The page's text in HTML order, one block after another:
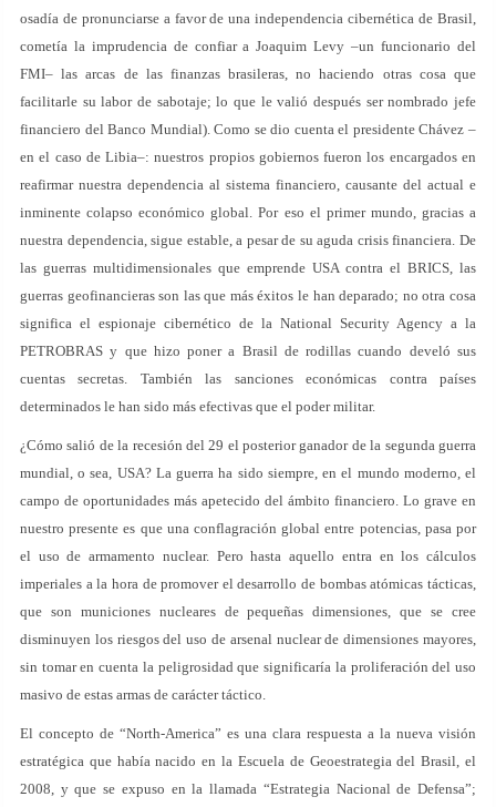
osadía de pronunciarse a favor de una independencia cibernética de Brasil,
cometía la imprudencia de confiar a Joaquim Levy –un funcionario del
FMI– las arcas de las finanzas brasileras, no haciendo otras cosa que
facilitarle su labor de sabotaje; lo que le valió después ser nombrado jefe
financiero del Banco Mundial). Como se dio cuenta el presidente Chávez –
en el caso de Libia–: nuestros propios gobiernos fueron los encargados en
reafirmar nuestra dependencia al sistema financiero, causante del actual e
inminente colapso económico global. Por eso el primer mundo, gracias a
nuestra dependencia, sigue estable, a pesar de su aguda crisis financiera. De
las guerras multidimensionales que emprende USA contra el BRICS, las
guerras geofinancieras son las que más éxitos le han deparado; no otra cosa
significa el espionaje cibernético de la National Security Agency a la
PETROBRAS y que hizo poner a Brasil de rodillas cuando develó sus
cuentas secretas. También las sanciones económicas contra países
determinados le han sido más efectivas que el poder militar.
¿Cómo salió de la recesión del 29 el posterior ganador de la segunda guerra
mundial, o sea, USA? La guerra ha sido siempre, en el mundo moderno, el
campo de oportunidades más apetecido del ámbito financiero. Lo grave en
nuestro presente es que una conflagración global entre potencias, pasa por
el uso de armamento nuclear. Pero hasta aquello entra en los cálculos
imperiales a la hora de promover el desarrollo de bombas atómicas tácticas,
que son municiones nucleares de pequeñas dimensiones, que se cree
disminuyen los riesgos del uso de arsenal nuclear de dimensiones mayores,
sin tomar en cuenta la peligrosidad que significaría la proliferación del uso
masivo de estas armas de carácter táctico.
El concepto de “North-America” es una clara respuesta a la nueva visión
estratégica que había nacido en la Escuela de Geoestrategia del Brasil, el
2008, y que se expuso en la llamada “Estrategia Nacional de Defensa”;